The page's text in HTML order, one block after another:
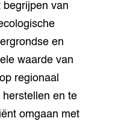
begrijpen van
en
waarde van
regionaal
en te
omgaan met